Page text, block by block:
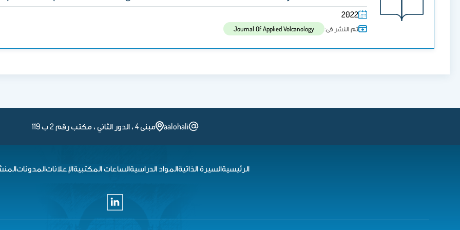
2022
تم النشر فى: Journal Of Applied Volcanology
aalohali مبنى 4 ، الدور الثاني ، مكتب رقم 2 ب 119
الرئيسيةالسيرة الذاتيةالمواد الدراسيةالساعات المكتبيةالإعلاناتالمدونات